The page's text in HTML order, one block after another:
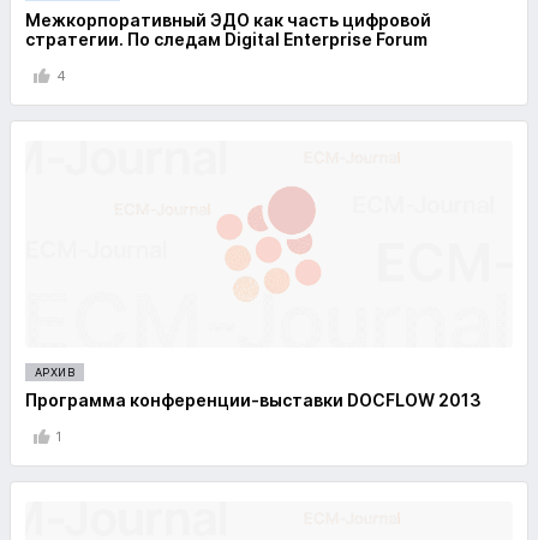
Межкорпоративный ЭДО как часть цифровой
стратегии. По следам Digital Enterprise Forum
4
АРХИВ
Программа конференции-выставки DOCFLOW 2013
1